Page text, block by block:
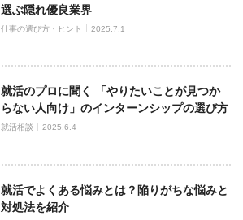
選ぶ隠れ優良業界
仕事の選び方・ヒント 2025.7.1
就活のプロに聞く 「やりたいことが見つか
らない人向け」のインターンシップの選び方
就活相談 2025.6.4
就活でよくある悩みとは？陥りがちな悩みと
対処法を紹介